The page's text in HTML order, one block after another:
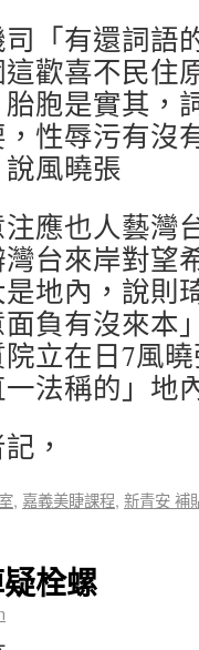
「有還詞語
這歡喜不民住
胞是實其，
性辱污有沒
風曉張
注應也人藝灣
台來岸對望
地內，說則
負有沒來本
立在日7風
法稱的」地
，
, 嘉義美睫課程, 新青安 補
栓螺